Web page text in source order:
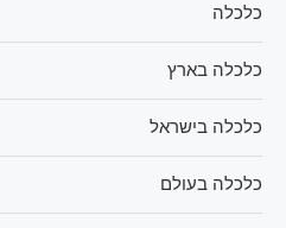
כלכלה
כלכלה בארץ
כלכלה בישראל
כלכלה בעולם